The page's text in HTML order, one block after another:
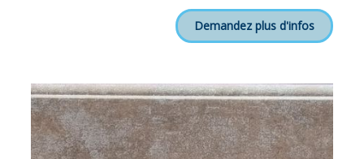
Demandez plus d'infos